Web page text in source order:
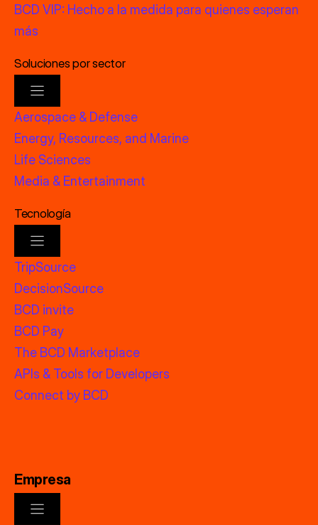
BCD VIP: Hecho a la medida para quienes esperan
más
Soluciones por sector
Aerospace & Defense
Energy, Resources, and Marine
Life Sciences
Media & Entertainment
Tecnología
TripSource
DecisionSource
BCD invite
BCD Pay
The BCD Marketplace
APIs & Tools for Developers
Connect by BCD
Empresa